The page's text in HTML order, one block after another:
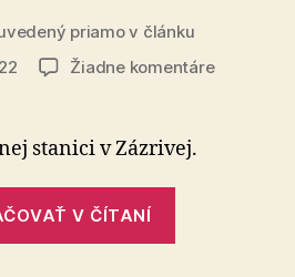
priamo v článku
Žiadne komentárena
stanici v Zázrivej.
V ČÍTANÍ